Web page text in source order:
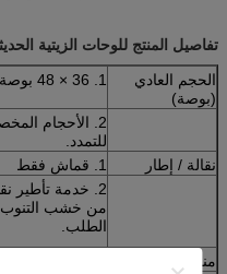
تفاصيل المنتج للوحات الزيتية
الحجم العادي
(بوصة)
1. 36 × 48 بوصة
للتمدد.
نقالة / إطار
1. قماش فقط
2. خدمة تأطير
الطلب.
مناسب